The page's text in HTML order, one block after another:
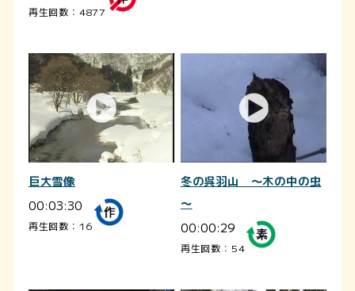
再生回数：4877
巨大雪像
00:03:30
再生回数：16
冬の呉羽山 ～木の中の虫
～
00:00:29
再生回数：54